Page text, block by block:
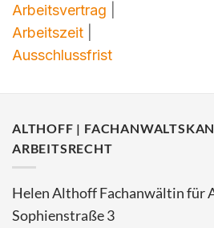
Arbeitsvertrag
Arbeitszeit
Ausschlussfrist
ALTHOFF |
ARBEITSRECHT
Helen Althoff Fachanwältin für
Sophienstraße 3